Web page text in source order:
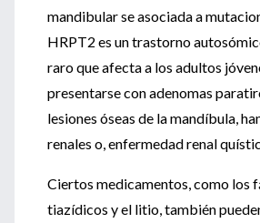
mandibular se asociada a
HRPT2 es un trastorno
raro que afecta a los adultos
presentarse con adenomas
lesiones óseas de la mandíbula,
renales o, enfermedad renal
Ciertos medicamentos, como los
tiazídicos y el litio, también